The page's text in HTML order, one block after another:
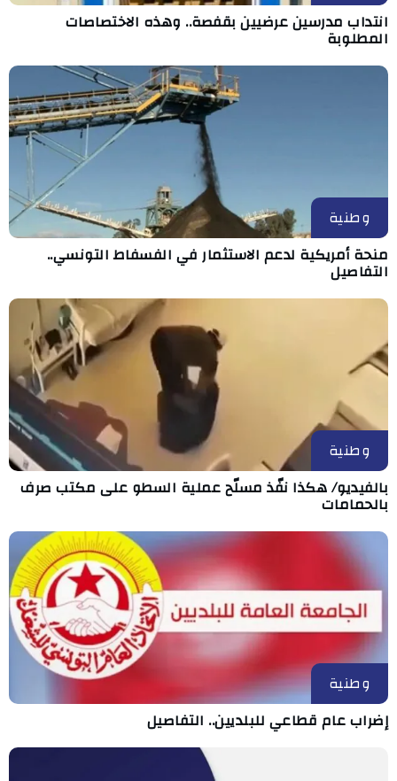
انتداب مدرسين عرضيين بقفصة.. وهذه الاختصاصات
المطلوبة
وطنية
منحة أمريكية لدعم الاستثمار في الفسفاط التونسي..
التفاصيل
وطنية
بالفيديو/ هكذا نفّذ مسلّح عملية السطو على مكتب صرف
بالحمامات
وطنية
إضراب عام قطاعي للبلديين.. التفاصيل